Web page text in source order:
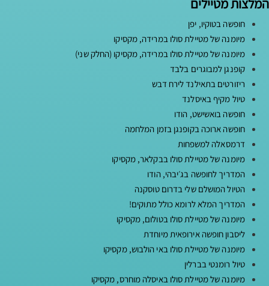
המלצות מטיילים
חופשה בטוקיו, יפן
מיומנה של מטיילת סולו במרידה, מקסיקו
מיומנה של מטיילת סולו במרידה, מקסיקו (החלק שני)
קופנגן למבוגרים בלבד
ריזורטים בתאילנד לירח דבש
טיול מקיף באיסלנד
חופשה בואשישט, הודו
חופשה ארוכה בקופנגן בזמן המלחמה
דרמסאלה למשפחות
מיומנה של מטיילת סולו בבקלאר, מקסיקו
המדריך לחופשה בג׳יבהי, הודו
הטיול המושלם שלי בדרום טוסקנה
המדריך המלא לרומא כולל מתוקים!
מיומנה של מטיילת סולו בטולום, מקסיקו
ליסבון חופשה אירופאית מיוחדת
מיומנה של מטיילת סולו באי הולבוש, מקסיקו
טיול רומנטי בברלין
מיומנה של מטיילת סולו באיסלה מוחרס, מקסיקו